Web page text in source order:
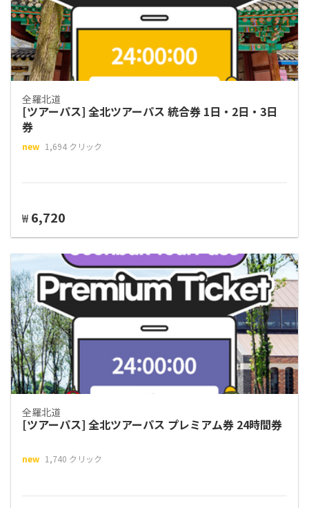
全羅北道
[ツアーパス] 全北ツアーパス 統合券 1日・2日・3日
券
new 1,694 クリック
₩ 6,720
全羅北道
[ツアーパス] 全北ツアーパス プレミアム券 24時間券
new 1,740 クリック